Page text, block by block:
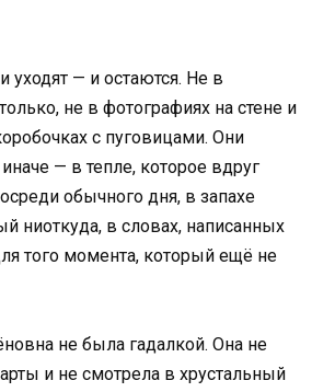
— и остаются. Не в
не в фотографиях на стене и
с пуговицами. Они
— в тепле, которое вдруг
обычного дня, в запахе
ниоткуда, в словах, написанных
того момента, который ещё не
не была гадалкой. Она не
и не смотрела в хрустальный